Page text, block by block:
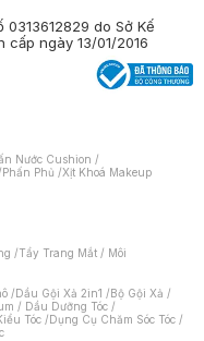
do Sở Kế
ngày 13/01/2016
Nước Cushion /
/Phấn Phủ /Xịt Khoá Makeup
/Tẩy Trang Mắt / Môi
/Dầu Gội Xả 2in1 /Bộ Gội Xả /
/ Dầu Dưỡng Tóc /
Tóc /Dụng Cụ Chăm Sóc Tóc /